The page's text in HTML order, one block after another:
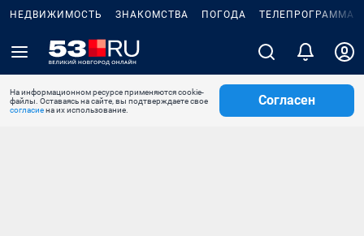
НЕДВИЖИМОСТЬ ЗНАКОМСТВА ПОГОДА ТЕЛЕПРОГРАММА
На информационном ресурсе применяются cookie-
файлы. Оставаясь на сайте, вы подтверждаете свое
согласиена их использование.
Согласен